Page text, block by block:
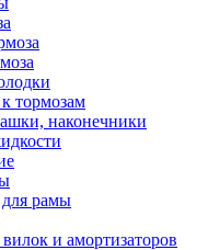
тормозам
наконечники
рамы
и амортизаторов